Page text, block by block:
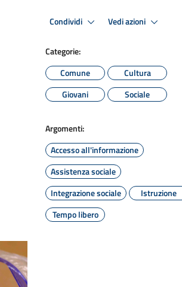
Condividi Vedi azioni
Categorie:
Comune
Cultura
Giovani
Sociale
Argomenti:
Accesso all'informazione
Assistenza sociale
Integrazione sociale
Istruzione
Tempo libero